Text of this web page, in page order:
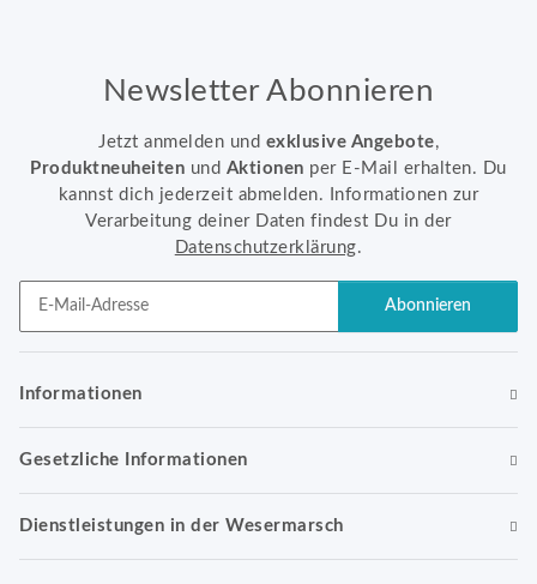
Newsletter Abonnieren
Jetzt anmelden und exklusive Angebote,
Produktneuheiten und Aktionen per E-Mail erhalten. Du
kannst dich jederzeit abmelden. Informationen zur
Verarbeitung deiner Daten findest Du in der
Datenschutzerklärung.
Abonnieren
Informationen
Gesetzliche Informationen
Dienstleistungen in der Wesermarsch